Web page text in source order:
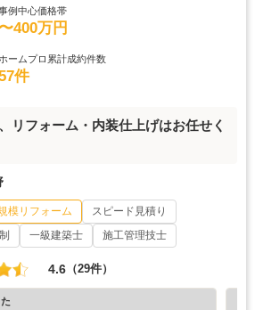
例中心価格帯
〜400万円
ホームプロ累計成約件数
件
リフォーム・内装仕上げはお任せく
模リフォーム
スピード見積り
一級建築士 施工管理技士
4.6 （29件）